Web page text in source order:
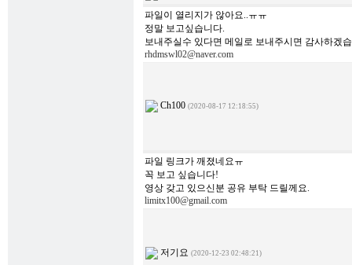
파일이 열리지가 않아요..ㅠㅠ
정말 보고싶습니다.
보내주실수 있다면 메일로 보내주시면 감사하겠
rhdmswl02@naver.com
Ch100 (2020-08-17 12:18:55)
파일 링크가 깨졌네요ㅠ
꼭 보고 싶습니다!
영상 갖고 있으신분 공유 부탁 드릴께요.
limitx100@gmail.com
저기요 (2020-12-23 02:48:21)